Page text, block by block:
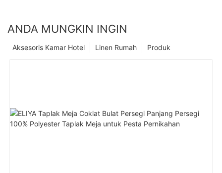
ANDA MUNGKIN INGIN
Produk
Linen Rumah
Aksesoris Kamar Hotel